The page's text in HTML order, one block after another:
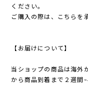
ください。
ご購入の際は、こちらを
【お届けについて】
当ショップの商品は海外
から商品到着まで２週間